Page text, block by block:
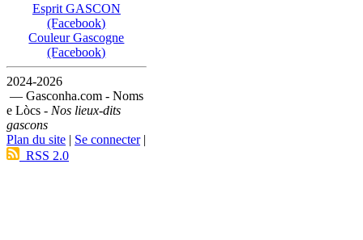
Esprit GASCON
(Facebook)
Couleur Gascogne
(Facebook)
2024-2026
— Gasconha.com - Noms
e Lòcs - Nos lieux-dits
gascons
Plan du site | Se connecter|
RSS 2.0